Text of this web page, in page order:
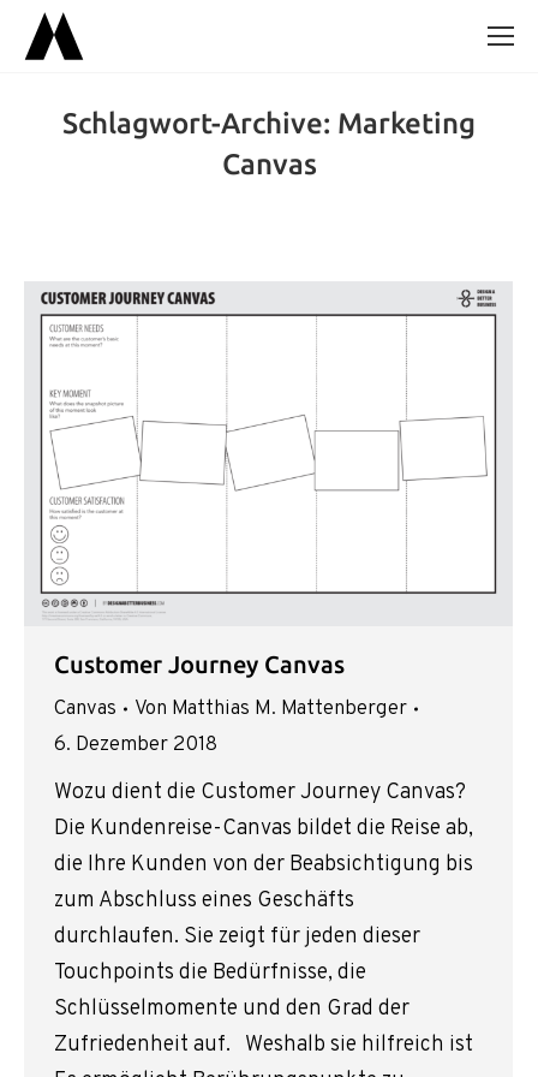
Schlagwort-Archive: Marketing
Canvas
Customer Journey Canvas
Canvas Von Matthias M. Mattenberger
6. Dezember 2018
Wozu dient die Customer Journey Canvas?
Die Kundenreise-Canvas bildet die Reise ab,
die Ihre Kunden von der Beabsichtigung bis
zum Abschluss eines Geschäfts
durchlaufen. Sie zeigt für jeden dieser
Touchpoints die Bedürfnisse, die
Schlüsselmomente und den Grad der
Zufriedenheit auf. Weshalb sie hilfreich ist